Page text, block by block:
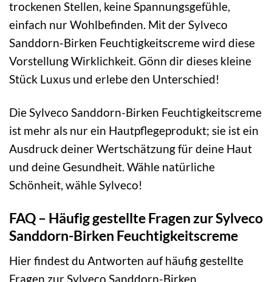
trockenen Stellen, keine Spannungsgefühle,
einfach nur Wohlbefinden. Mit der Sylveco
Sanddorn-Birken Feuchtigkeitscreme wird diese
Vorstellung Wirklichkeit. Gönn dir dieses kleine
Stück Luxus und erlebe den Unterschied!
Die Sylveco Sanddorn-Birken Feuchtigkeitscreme
ist mehr als nur ein Hautpflegeprodukt; sie ist ein
Ausdruck deiner Wertschätzung für deine Haut
und deine Gesundheit. Wähle natürliche
Schönheit, wähle Sylveco!
FAQ – Häufig gestellte Fragen zur Sylveco
Sanddorn-Birken Feuchtigkeitscreme
Hier findest du Antworten auf häufig gestellte
Fragen zur Sylveco Sanddorn-Birken